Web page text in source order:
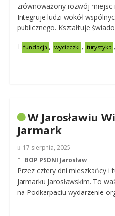
zrównoważony rozwój miejsc
Integruje ludzi wokół
publicznego. Kształtuje
fundacja , wycieczki , turystyka ,
W Jarosławiu
Jarmark
17 sierpnia, 2025
BOP PSONI Jarosław
Przez cztery dni mieszkańcy i
Jarmarku Jarosławskim. To
na Podkarpaciu wydarzenie